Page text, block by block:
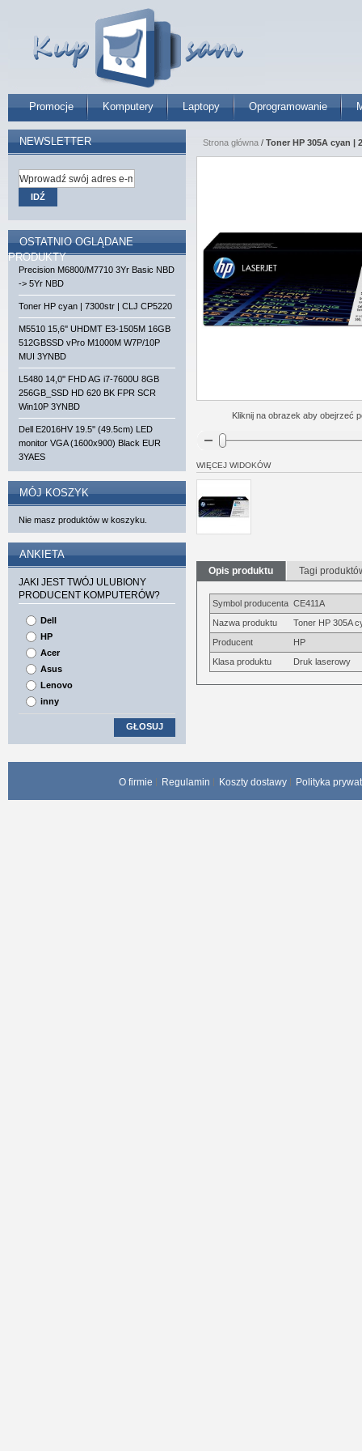
Promocje Komputery Laptopy Oprogramowanie
Strona główna / Toner HP 305A cyan |
Kliknij na obrazek aby obejrzeć
WIĘCEJ WIDOKÓW
Opis produktu Tagi
Symbol producenta CE411A
Nazwa produktu
Toner HP 305A
Producent
HP
Klasa produktu
Druk laserowy
NEWSLETTER
IDŹ
OSTATNIO OGLĄDANE
PRODUKTY
Precision M6800/M7710 3Yr Basic NBD
-> 5Yr NBD
Toner HP cyan | 7300str | CLJ CP5220
M5510 15,6'' UHDMT E3-1505M 16GB
512GBSSD vPro M1000M W7P/10P
MUI 3YNBD
L5480 14,0'' FHD AG i7-7600U 8GB
256GB_SSD HD 620 BK FPR SCR
Win10P 3YNBD
Dell E2016HV 19.5'' (49.5cm) LED
monitor VGA (1600x900) Black EUR
3YAES
MÓJ KOSZYK
Nie masz produktów w koszyku.
ANKIETA
JAKI JEST TWÓJ ULUBIONY
PRODUCENT KOMPUTERÓW?
Dell
HP
Acer
Asus
Lenovo
inny
GŁOSUJ
O firmie Regulamin Koszty dostawy Polityka